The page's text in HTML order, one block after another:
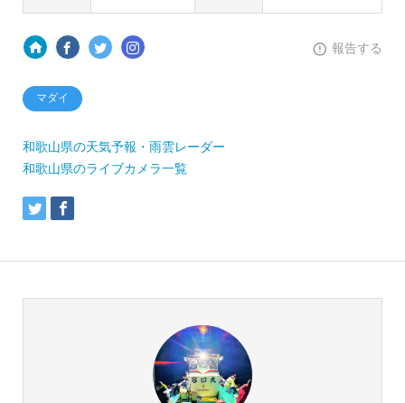
報告する
マダイ
和歌山県の天気予報・雨雲レーダー
和歌山県のライブカメラ一覧